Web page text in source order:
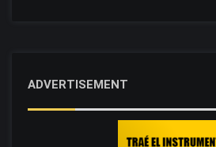
ADVERTISEMENT